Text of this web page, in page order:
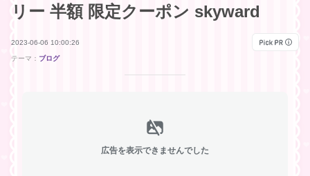
リー 半額 限定クーポン skyward
2023-06-06 10:00:26
テーマ： ブログ
広告を表示できませんでした